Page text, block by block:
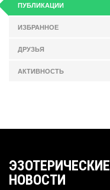
ПУБЛИКАЦИИ
ИЗБРАННОЕ
ДРУЗЬЯ
АКТИВНОСТЬ
ЭЗОТЕРИЧЕСКИЕ
НОВОСТИ